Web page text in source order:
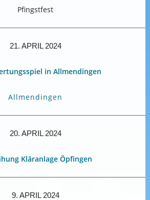
Pfingstfest
21. APRIL 2024
in Allmendingen
Allmendingen
20. APRIL 2024
Kläranlage Öpfingen
9. APRIL 2024